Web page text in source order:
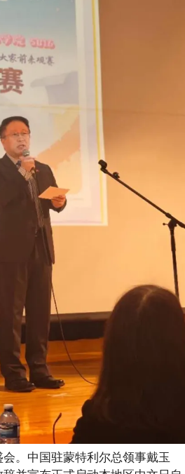
。中国驻蒙特利尔总领事戴玉